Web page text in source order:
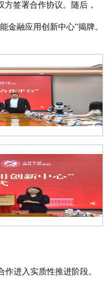
签署合作协议。随后，
金融应用创新中心”揭牌。
进入实质性推进阶段。